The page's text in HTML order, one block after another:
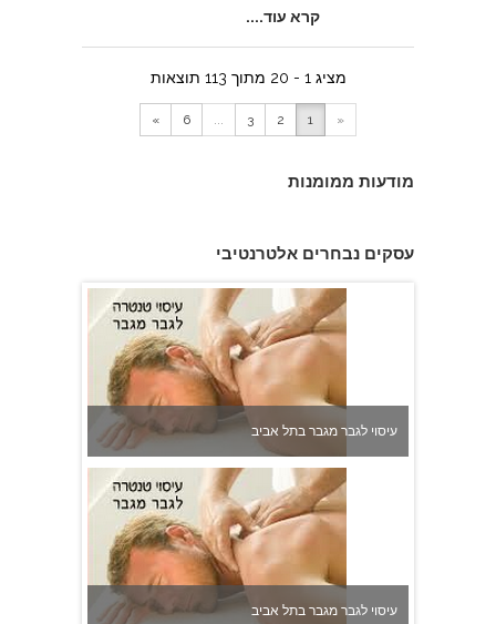
קרא עוד....
מציג 1 - 20 מתוך 113 תוצאות
«
1
2
3
...
6
»
מודעות ממומנות
עסקים נבחרים אלטרנטיבי
עיסוי לגבר מגבר בתל אביב
עיסוי לגבר מגבר בתל אביב
עיסוי לגבר מגבר בתל אביב